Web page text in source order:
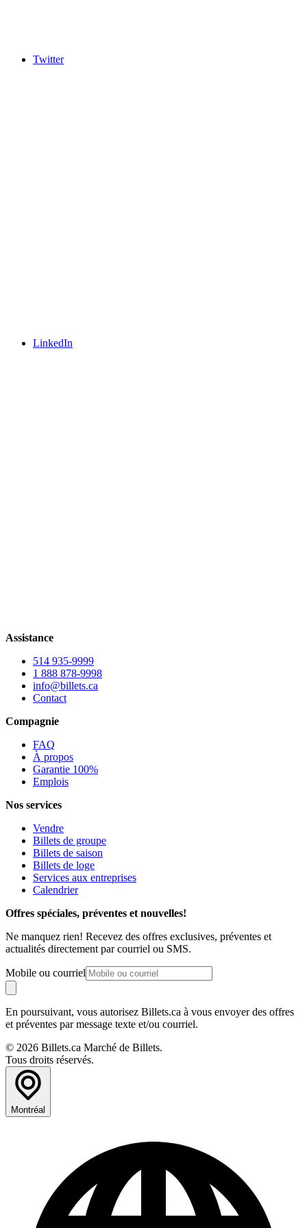
Twitter
LinkedIn
Assistance
514 935-9999
1 888 878-9998
info@billets.ca
Contact
Compagnie
FAQ
À propos
Garantie 100%
Emplois
Nos services
Vendre
Billets de groupe
Billets de saison
Billets de loge
Services aux entreprises
Calendrier
Offres spéciales, préventes et nouvelles!
Ne manquez rien! Recevez des offres exclusives, préventes et
actualités directement par courriel ou SMS.
Mobile ou courriel
En poursuivant, vous autorisez Billets.ca à vous envoyer des offres
et préventes par message texte et/ou courriel.
© 2026 Billets.ca Marché de Billets.
Tous droits réservés.
Montréal